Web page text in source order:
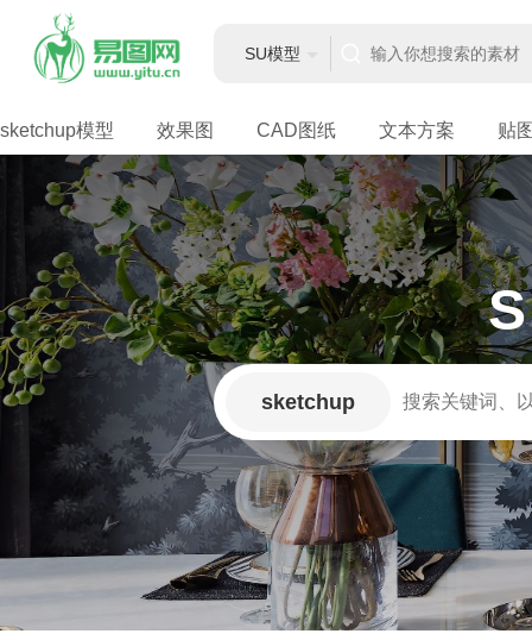
SU模型
sketchup模型 效果图 CAD图纸 文本方案 贴
sketchup